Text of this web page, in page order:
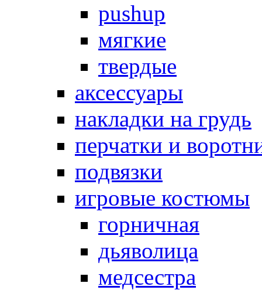
pushup
мягкие
твердые
аксессуары
накладки на грудь
перчатки и
подвязки
игровые костюмы
горничная
дьяволица
медсестра